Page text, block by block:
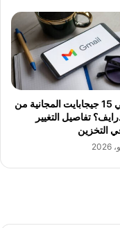
هل تنتهي 15 جيجابايت المجانية من
تفاصيل التغيير
التخزين